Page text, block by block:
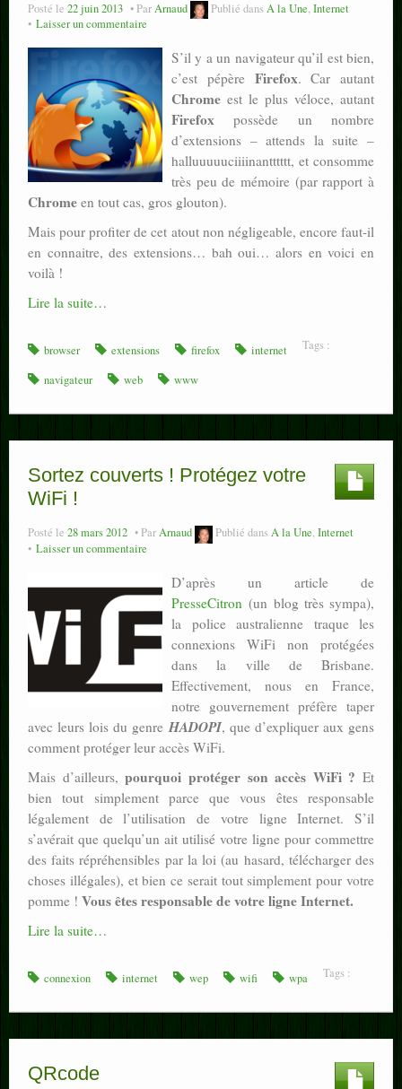
Posté le 22 juin 2013 ParArnaud Publié dansA la Une,Internet
Laisser un commentaire
S’il y a un navigateur qu’il est bien,
c’est pépère Firefox. Car autant
Chrome est le plus véloce, autant
Firefox possède un nombre
d’extensions – attends la suite –
halluuuuuciiiinantttttt, et consomme
très peu de mémoire (par rapport à
Chrome en tout cas, gros glouton).
Mais pour profiter de cet atout non négligeable, encore faut-il
en connaitre, des extensions… bah oui… alors en voici en
voilà !
Lire la suite…
Tags :
browser extensions firefox
internet
navigateur
web www
Sortez couverts ! Protégez votre
WiFi !
Posté le 28 mars 2012 ParArnaud Publié dansA la Une,Internet
Laisser un commentaire
D’après un article de
PresseCitron (un blog très sympa),
la police australienne traque les
connexions WiFi non protégées
dans la ville de Brisbane.
Effectivement, nous en France,
notre gouvernement préfère taper
avec leurs lois du genre HADOPI, que d’expliquer aux gens
comment protéger leur accès WiFi.
Mais d’ailleurs,pourquoi protéger son accès WiFi ? Et
bien tout simplement parce que vous êtes responsable
légalement de l’utilisation de votre ligne Internet. S’il
s’avérait que quelqu’un ait utilisé votre ligne pour commettre
des faits répréhensibles par la loi (au hasard, télécharger des
choses illégales), et bien ce serait tout simplement pour votre
pomme ! Vous êtes responsable de votre ligne Internet.
Lire la suite…
Tags :
connexion internet wep wifi wpa
QRcode